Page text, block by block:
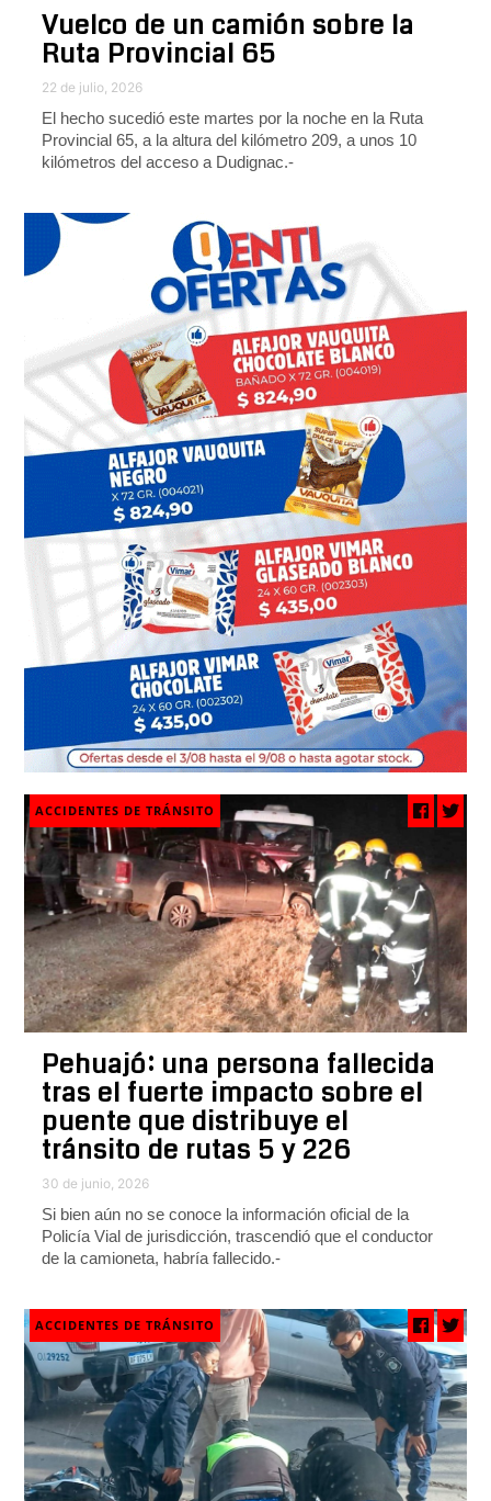
Vuelco de un camión sobre la
Ruta Provincial 65
22 de julio, 2026
El hecho sucedió este martes por la noche en la Ruta
Provincial 65, a la altura del kilómetro 209, a unos 10
kilómetros del acceso a Dudignac.-
ACCIDENTES DE TRÁNSITO
Pehuajó: una persona fallecida
tras el fuerte impacto sobre el
puente que distribuye el
tránsito de rutas 5 y 226
30 de junio, 2026
Si bien aún no se conoce la información oficial de la
Policía Vial de jurisdicción, trascendió que el conductor
de la camioneta, habría fallecido.-
ACCIDENTES DE TRÁNSITO